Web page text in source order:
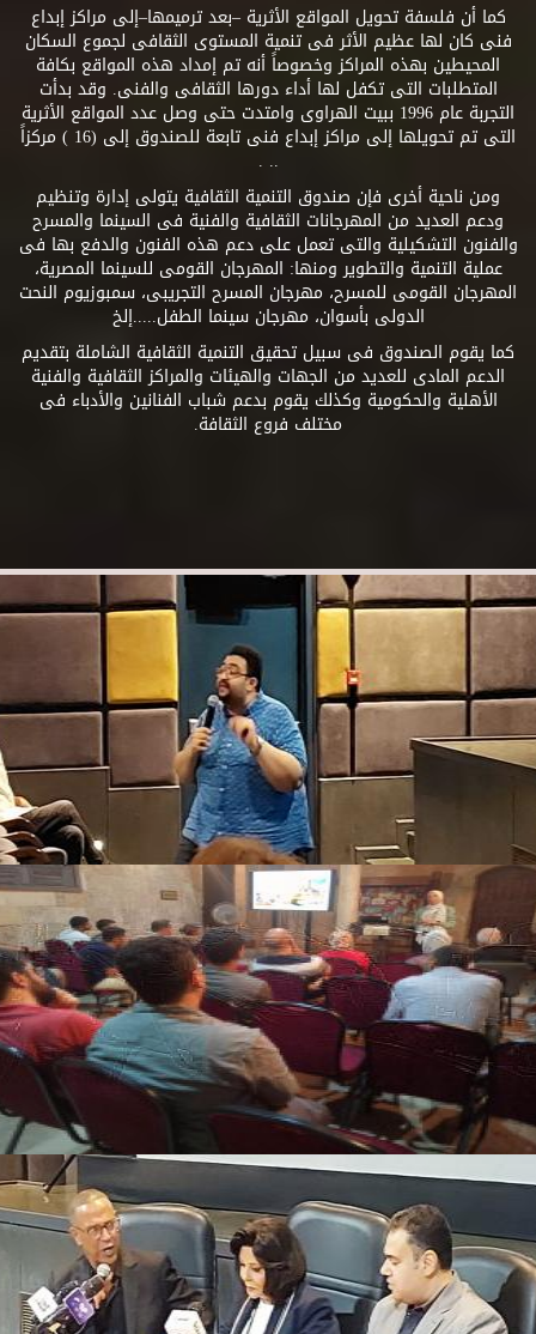
كما أن فلسفة تحويل المواقع الأثرية –بعد ترميمها–إلى مراكز إبداع
فنى كان لها عظيم الأثر فى تنمية المستوى الثقافى لجموع السكان
المحيطين بهذه المراكز وخصوصاً أنه تم إمداد هذه المواقع بكافة
المتطلبات التى تكفل لها أداء دورها الثقافى والفنى. وقد بدأت
التجربة عام 1996 ببيت الهراوى وامتدت حتى وصل عدد المواقع الأثرية
التى تم تحويلها إلى مراكز إبداع فنى تابعة للصندوق إلى (16 ) مركزاً
.. .
ومن ناحية أخرى فإن صندوق التنمية الثقافية يتولى إدارة وتنظيم
ودعم العديد من المهرجانات الثقافية والفنية فى السينما والمسرح
والفنون التشكيلية والتى تعمل على دعم هذه الفنون والدفع بها فى
عملية التنمية والتطوير ومنها: المهرجان القومى للسينما المصرية،
المهرجان القومى للمسرح، مهرجان المسرح التجريبى، سمبوزيوم النحت
الدولى بأسوان، مهرجان سينما الطفل.....إلخ
كما يقوم الصندوق فى سبيل تحقيق التنمية الثقافية الشاملة بتقديم
الدعم المادى للعديد من الجهات والهيئات والمراكز الثقافية والفنية
الأهلية والحكومية وكذلك يقوم بدعم شباب الفنانين والأدباء فى
مختلف فروع الثقافة.